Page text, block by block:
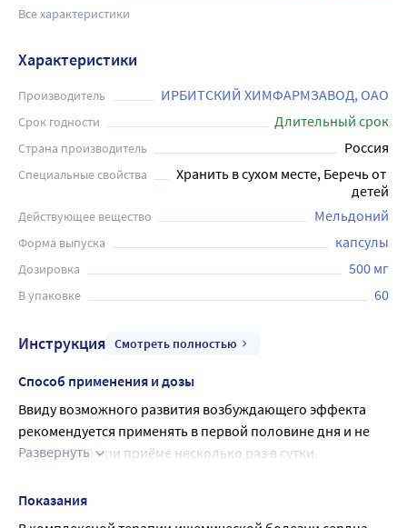
Все характеристики
Характеристики
Производитель ИРБИТСКИЙ ХИМФАРМЗАВОД, ОАО
Срок годности Длительный срок
Страна производитель Россия
Специальные свойства
Хранить в сухом месте, Беречь от
детей
Действующее вещество Мельдоний
Форма выпуска капсулы
Дозировка 500 мг
В упаковке 60
Инструкция Смотреть полностью
Способ применения и дозы
Ввиду возможного развития возбуждающего эффекта
рекомендуется применять в первой половине дня и не
позже 17.00 при приёме несколько раз в сутки.
миокарда), хроническая сердечная недостаточность и
дисгормональная кардиомиопатия
Развернуть
Показания